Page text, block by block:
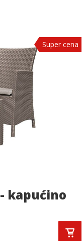
Super cena
kapućino